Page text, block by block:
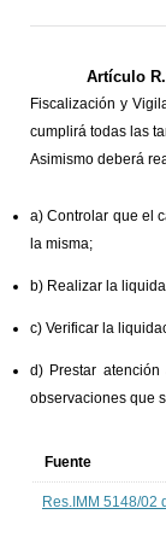
Artículo
Fiscalización y
cumplirá todas las
Asimismo deberá
a) Controlar que el
la misma;
b) Realizar la
c) Verificar la
d) Prestar
observaciones que
Fuente
Res.IMM 5148/02